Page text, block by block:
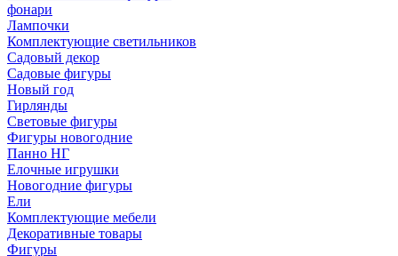
фонари
Лампочки
Комплектующие светильников
Садовый декор
Садовые фигуры
Новый год
Гирлянды
Световые фигуры
Фигуры новогодние
Панно НГ
Елочные игрушки
Новогодние фигуры
Ели
Комплектующие мебели
Декоративные товары
Фигуры